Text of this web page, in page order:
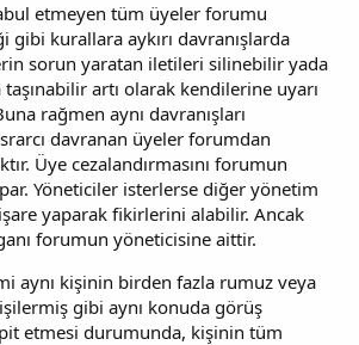
etmeyen tüm üyeler forumu
gibi kurallara aykırı davranışlarda
sorun yaratan iletileri silinebilir yada
artı olarak kendilerine uyarı
rağmen aynı davranışları
davranan üyeler forumdan
Üye cezalandırmasını forumun
Yöneticiler isterlerse diğer yönetim
yaparak fikirlerini alabilir. Ancak
forumun yöneticisine aittir.
aynı kişinin birden fazla rumuz veya
gibi aynı konuda görüş
etmesi durumunda, kişinin tüm